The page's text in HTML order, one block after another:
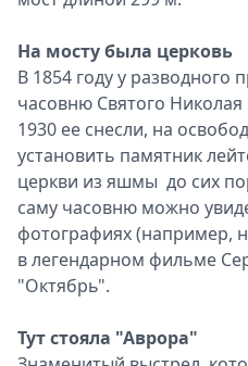
На мосту была церковь
В 1854 году у разводного
часовню Святого
1930 ее снесли, на
установить памятник
церкви из яшмы до сих
саму часовню можно
фотографиях (например,
в легендарном фильме
"Октябрь".
Тут стояла "Аврора"